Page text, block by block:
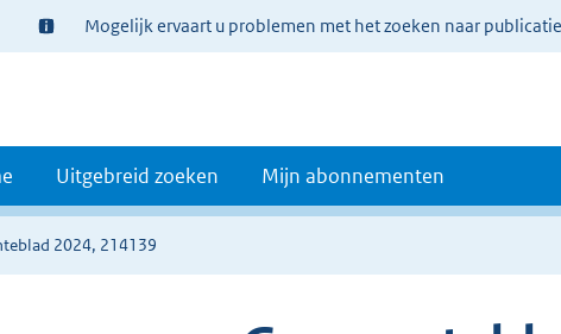
Ter
informatie:
Mogelijk ervaart u problemen met het zoeken naar
Uitgebreid zoeken Mijn abonnementen
2024, 214139